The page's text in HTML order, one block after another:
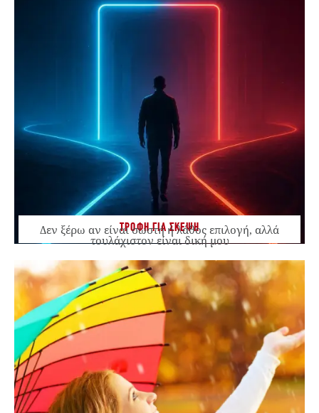
ΤΡΟΦΗ ΓΙΑ ΣΚΕΨΗ
Δεν ξέρω αν είναι σωστή ή λάθος επιλογή, αλλά
τουλάχιστον είναι δική μου